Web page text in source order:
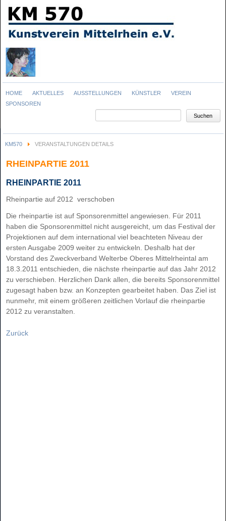
Navigation
überspringen
HOME AKTUELLES AUSSTELLUNGEN KÜNSTLER
VEREIN
SPONSOREN
Suchen
KM570 VERANSTALTUNGEN DETAILS
RHEINPARTIE 2011
RHEINPARTIE 2011
Rheinpartie auf 2012 verschoben
Die rheinpartie ist auf Sponsorenmittel angewiesen. Für 2011
haben die Sponsorenmittel nicht ausgereicht, um das Festival der
Projektionen auf dem international viel beachteten Niveau der
ersten Ausgabe 2009 weiter zu entwickeln. Deshalb hat der
Vorstand des Zweckverband Welterbe Oberes Mittelrheintal am
18.3.2011 entschieden, die nächste rheinpartie auf das Jahr 2012
zu verschieben. Herzlichen Dank allen, die bereits Sponsorenmittel
zugesagt haben bzw. an Konzepten gearbeitet haben. Das Ziel ist
nunmehr, mit einem größeren zeitlichen Vorlauf die rheinpartie
2012 zu veranstalten.
Zurück